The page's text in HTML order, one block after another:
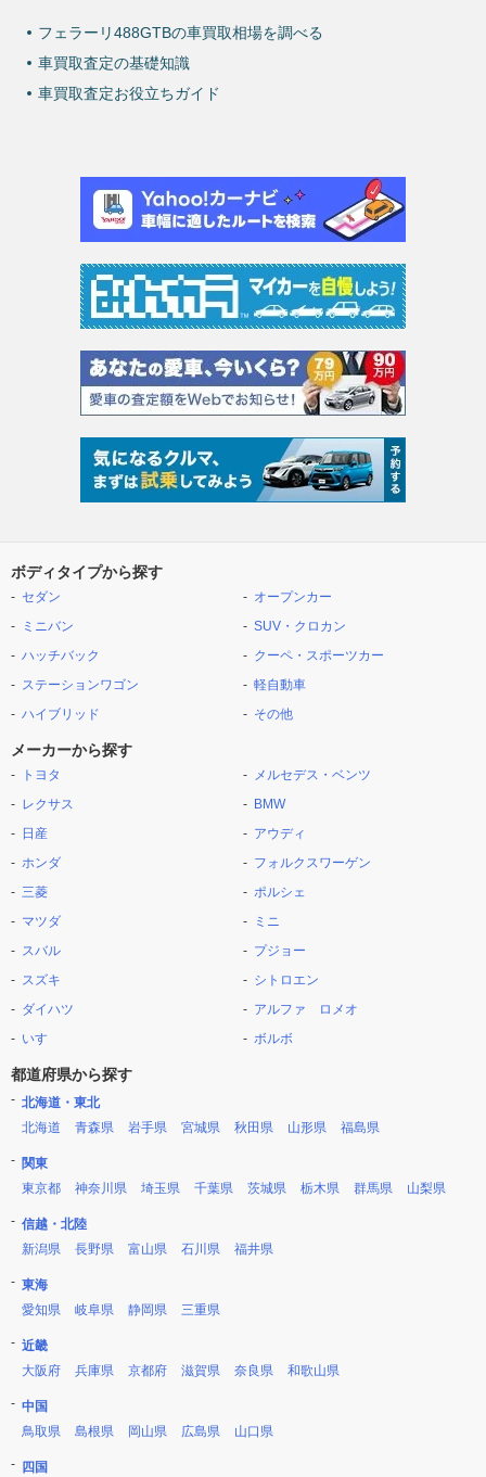
フェラーリ488GTBの車買取相場を調べる
車買取査定の基礎知識
車買取査定お役立ちガイド
ボディタイプから探す
セダン
ミニバン
ハッチバック
ステーションワゴン
ハイブリッド
オープンカー
SUV・クロカン
クーペ・スポーツカー
軽自動車
その他
メーカーから探す
トヨタ
レクサス
日産
ホンダ
三菱
マツダ
スバル
スズキ
ダイハツ
いすゞ
メルセデス・ベンツ
BMW
アウディ
フォルクスワーゲン
ポルシェ
ミニ
プジョー
シトロエン
アルファ ロメオ
ボルボ
都道府県から探す
北海道・東北
北海道
青森県 岩手県 宮城県 秋田県 山形県 福島県
関東
東京都
神奈川県 埼玉県 千葉県 茨城県 栃木県 群馬県 山梨県
信越・北陸
新潟県
長野県 富山県 石川県 福井県
東海
愛知県
岐阜県 静岡県 三重県
近畿
大阪府
兵庫県 京都府 滋賀県 奈良県 和歌山県
中国
鳥取県
島根県 岡山県 広島県 山口県
四国